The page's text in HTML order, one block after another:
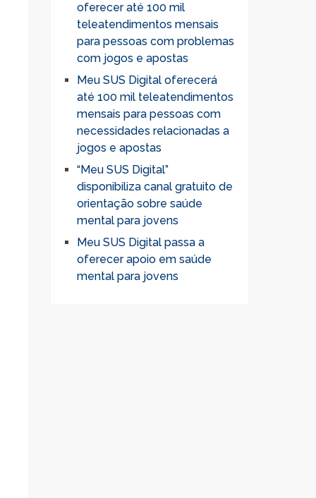
oferecer até 100 mil
teleatendimentos mensais
para pessoas com problemas
com jogos e apostas
Meu SUS Digital oferecerá
até 100 mil teleatendimentos
mensais para pessoas com
necessidades relacionadas a
jogos e apostas
“Meu SUS Digital”
disponibiliza canal gratuito de
orientação sobre saúde
mental para jovens
Meu SUS Digital passa a
oferecer apoio em saúde
mental para jovens